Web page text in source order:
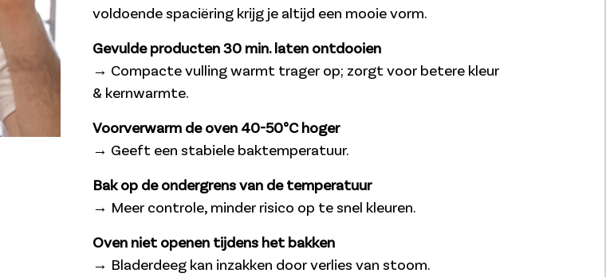
voldoende spaciëring krijg je altijd een mooie vorm.
Gevulde producten 30 min. laten ontdooien
→ Compacte vulling warmt trager op; zorgt voor betere kleur
& kernwarmte.
Voorverwarm de oven 40-50°C hoger
→ Geeft een stabiele baktemperatuur.
Bak op de ondergrens van de temperatuur
→ Meer controle, minder risico op te snel kleuren.
Oven niet openen tijdens het bakken
→ Bladerdeeg kan inzakken door verlies van stoom.